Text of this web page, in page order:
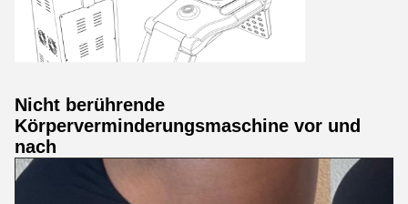
Nicht berührende
Körperverminderungsmaschine vor und
nach